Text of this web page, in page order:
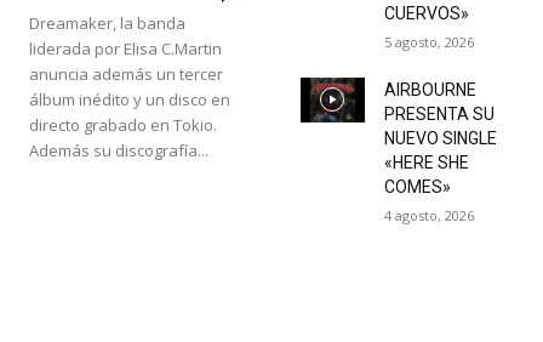
Dreamaker, la banda
liderada por Elisa C.Martin
anuncia además un tercer
álbum inédito y un disco en
directo grabado en Tokio.
Además su discografía...
CUERVOS»
5 agosto, 2026
AIRBOURNE
PRESENTA SU
NUEVO SINGLE
«HERE SHE
COMES»
4 agosto, 2026